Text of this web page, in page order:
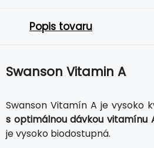
Popis tovaru
Swanson Vitamin A
Swanson Vitamín A je vysoko
s optimálnou dávkou vitamínu
je vysoko biodostupná.